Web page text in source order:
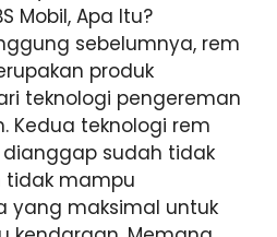
Mobil, Apa Itu?
sebelumnya, rem
produk
teknologi pengereman
Kedua teknologi rem
sudah tidak
tidak mampu
yang maksimal untuk